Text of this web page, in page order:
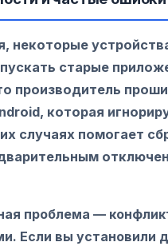
некоторые
старые
производитель
которая
случаях помогает
проблема —
Если вы установили